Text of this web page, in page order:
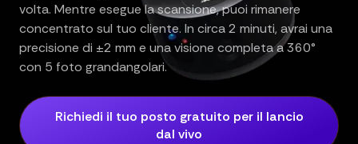
volta. Mentre esegue la scansione, puoi rimanere
concentrato sul tuo cliente. In circa 2 minuti, avrai una
precisione di ±2 mm e una visione completa a 360°
con 5 foto grandangolari.
Richiedi il tuo posto gratuito per il lancio
dal vivo